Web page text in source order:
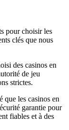
pour choisir les
clés que nous
des casinos en
de jeu
strictes.
que les casinos en
garantie pour
fiables et à des